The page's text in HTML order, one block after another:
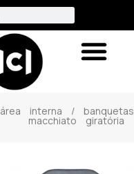
área interna / banquetas
macchiato giratória